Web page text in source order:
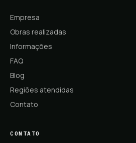
Empresa
Obras realizadas
Informações
FAQ
Blog
Regiões atendidas
Contato
CONTATO